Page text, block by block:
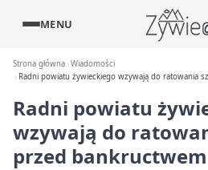
MENU
Strona główna Wiadomości
Radni powiatu żywieckiego wzywają do ratowania
Radni powiatu
wzywają do
przed bankructwem